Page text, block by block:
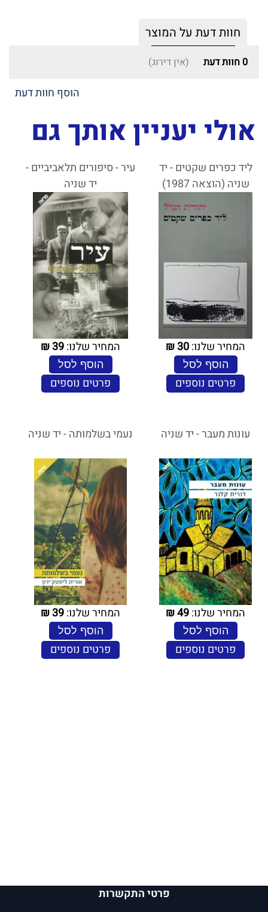
חוות דעת על המוצר
0 חוות דעת (אין דירוג)
הוסף חוות דעת
אולי יעניין אותך גם
ליד כפרים שקטים - יד
שניה (הוצאה 1987)
המחיר שלנו:30
₪
הוסף לסל
פרטים נוספים
עיר - סיפורים תלאביביים -
יד שניה
המחיר שלנו:39
₪
הוסף לסל
פרטים נוספים
עונות מעבר - יד שניה
המחיר שלנו:49
₪
הוסף לסל
פרטים נוספים
נעמי בשלמותה - יד שניה
המחיר שלנו:39
₪
הוסף לסל
פרטים נוספים
פרטי התקשרות